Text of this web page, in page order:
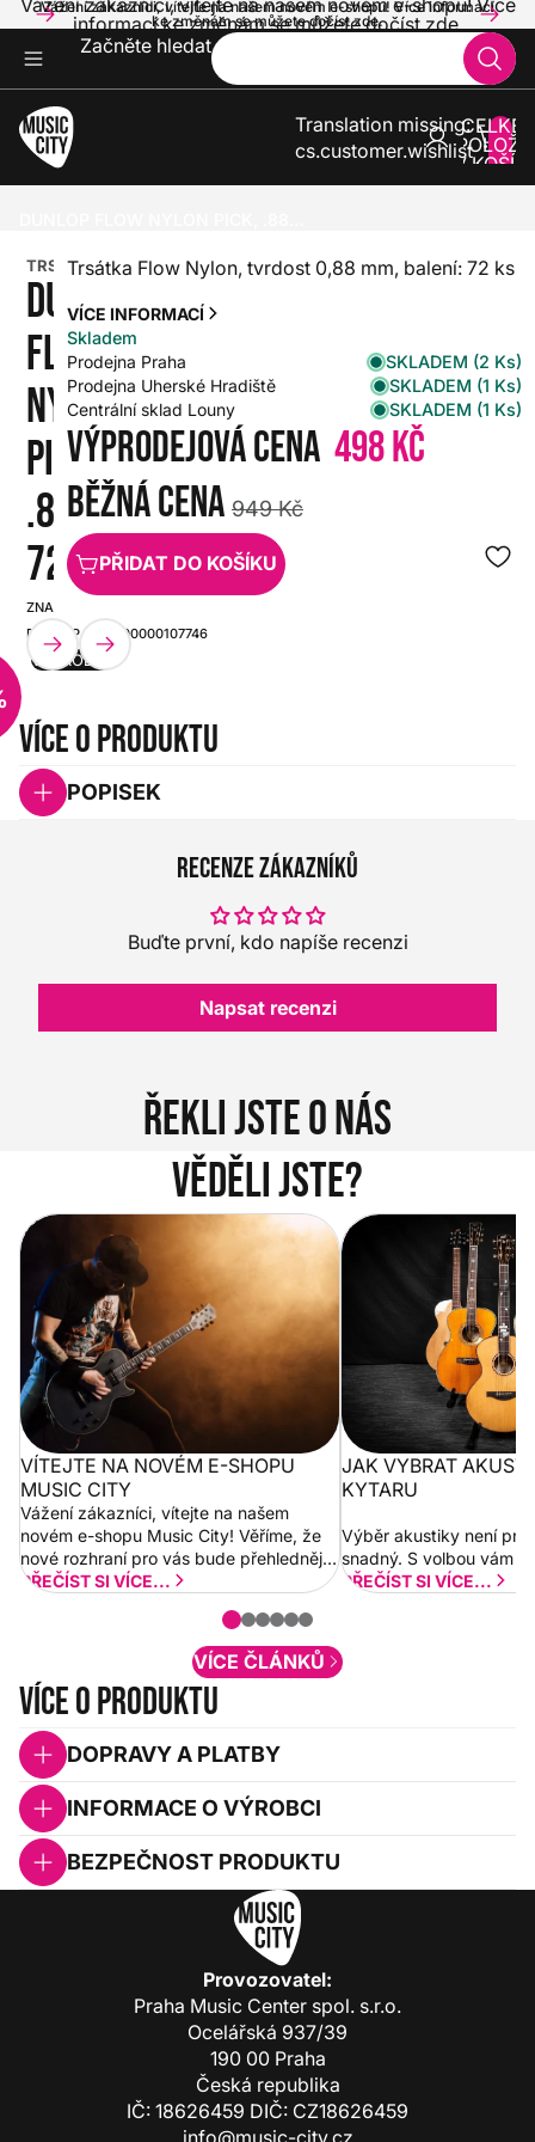
Vážení zákazníci, vítejte na našem novém e-shopu! Více informací
ke změnám se můžete dočíst zde.
Vážení zákazníci, vítejte na našem novém e-shopu! Více
informací ke změnám se můžete dočíst zde.
Začněte hledat
Translation missing:
cs.customer.wishlist
V
0
TRSÁTKO
DUNLOP
FLOW
NYLON
PICK,
.88MM,
72 KS
ZNAČKA:
DUNLOP HX0000000107746
VÝPRODEJ
Trsátka Flow Nylon, tvrdost 0,88 mm, balení: 72 ks
VÍCE INFORMACÍ
Skladem
Prodejna Praha
SKLADEM (2 Ks)
Prodejna Uherské Hradiště
SKLADEM (1 Ks)
Centrální sklad Louny
SKLADEM (1 Ks)
Výprodejová cena 498 Kč
Běžná cena 949 Kč
PŘIDAT DO KOŠÍKU
Více o produktu
POPISEK
Recenze zákazníků
Buďte první, kdo napíše recenzi
Napsat recenzi
Řekli jste o nás
Věděli jste?
Vítejte na novém e-shopu Music
City
VÍTEJTE NA NOVÉM E-SHOPU
MUSIC CITY
Vážení zákazníci, vítejte na našem
novém e-shopu Music City! Věříme, že
nové rozhraní pro vás bude přehlednější
a rychlejší. Postupně budeme přidávat
PŘEČÍST SI VÍCE...
Jak vybrat
JAK VYBRAT
KYTARU
Výběr akustiky není pro
snadný. S volbou vám
PŘEČÍST SI VÍCE...
VÍCE ČLÁNKŮ
Více o produktu
DOPRAVY A PLATBY
INFORMACE O VÝROBCI
BEZPEČNOST PRODUKTU
Provozovatel:
Praha Music Center spol. s.r.o.
Ocelářská 937/39
190 00 Praha
Česká republika
IČ: 18626459 DIČ: CZ18626459
info@music-city.cz